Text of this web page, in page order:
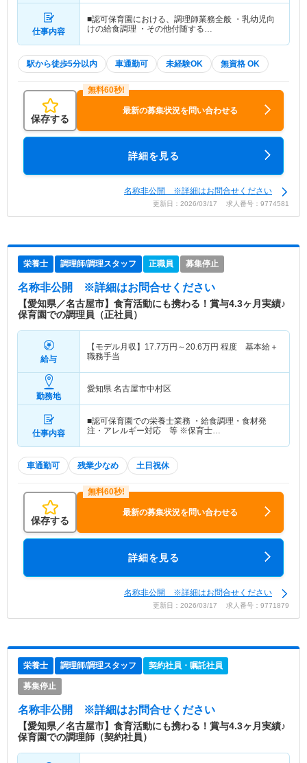
仕事内容
■認可保育園における、調理師業務全般 ・乳幼児向
けの給食調理 ・その他付随する…
駅から徒歩5分以内 車通勤可 未経験OK 無資格 OK
保存する
最新の募集状況を問い合わせる
詳細を見る
名称非公開 ※詳細はお問合せください
更新日：2026/03/17 求人番号：9774581
栄養士 調理師/調理スタッフ 正職員 募集停止
名称非公開 ※詳細はお問合せください
【愛知県／名古屋市】食育活動にも携わる！賞与4.3ヶ月実績♪
保育園での調理員（正社員）
給与
【モデル月収】 17.7万円～20.6万円 程度 基本給＋
職務手当
勤務地
愛知県 名古屋市中村区
仕事内容
■認可保育園での栄養士業務 ・給食調理・食材発
注・アレルギー対応 等 ※保育士…
車通勤可 残業少なめ 土日祝休
保存する
最新の募集状況を問い合わせる
詳細を見る
名称非公開 ※詳細はお問合せください
更新日：2026/03/17 求人番号：9771879
栄養士 調理師/調理スタッフ 契約社員・嘱託社員
募集停止
名称非公開 ※詳細はお問合せください
【愛知県／名古屋市】食育活動にも携わる！賞与4.3ヶ月実績♪
保育園での調理師（契約社員）